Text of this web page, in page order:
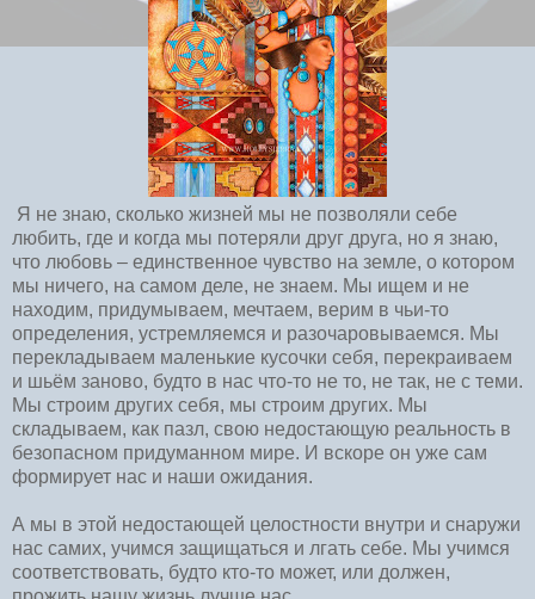
Я не знаю, сколько жизней мы не позволяли себе
любить, где и когда мы потеряли друг друга, но я знаю,
что любовь – единственное чувство на земле, о котором
мы ничего, на самом деле, не знаем. Мы ищем и не
находим, придумываем, мечтаем, верим в чьи-то
определения, устремляемся и разочаровываемся. Мы
перекладываем маленькие кусочки себя, перекраиваем
и шьём заново, будто в нас что-то не то, не так, не с теми.
Мы строим других себя, мы строим других. Мы
складываем, как пазл, свою недостающую реальность в
безопасном придуманном мире. И вскоре он уже сам
формирует нас и наши ожидания.
А мы в этой недостающей целостности внутри и снаружи
нас самих, учимся защищаться и лгать себе. Мы учимся
соответствовать, будто кто-то может, или должен,